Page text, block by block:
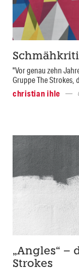
"Vor genau zehn
Gruppe The Strokes,
christian ihle
„Angles“ –
Strokes